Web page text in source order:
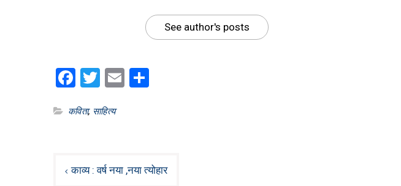
See author's posts
Facebook
Twitter
Email
कविता, साहित्य
Postकाव्य : वर्ष नया ,नया त्योहार